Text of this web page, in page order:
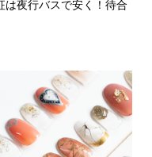
は夜行バスで安く！待合